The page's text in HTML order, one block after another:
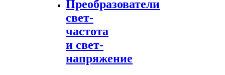
Преобразователи
свет-
частота
и свет-
напряжение